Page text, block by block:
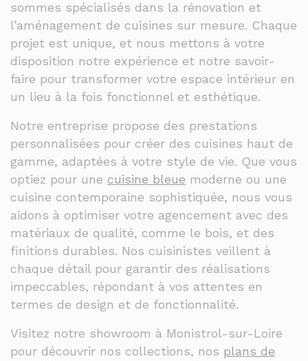
sommes spécialisés dans la rénovation et
l’aménagement de cuisines sur mesure. Chaque
projet est unique, et nous mettons à votre
disposition notre expérience et notre savoir-
faire pour transformer votre espace intérieur en
un lieu à la fois fonctionnel et esthétique.
Notre entreprise propose des prestations
personnalisées pour créer des cuisines haut de
gamme, adaptées à votre style de vie. Que vous
optiez pour une cuisine bleue moderne ou une
cuisine contemporaine sophistiquée, nous vous
aidons à optimiser votre agencement avec des
matériaux de qualité, comme le bois, et des
finitions durables. Nos cuisinistes veillent à
chaque détail pour garantir des réalisations
impeccables, répondant à vos attentes en
termes de design et de fonctionnalité.
Visitez notre showroom à Monistrol-sur-Loire
pour découvrir nos collections, nos plans de